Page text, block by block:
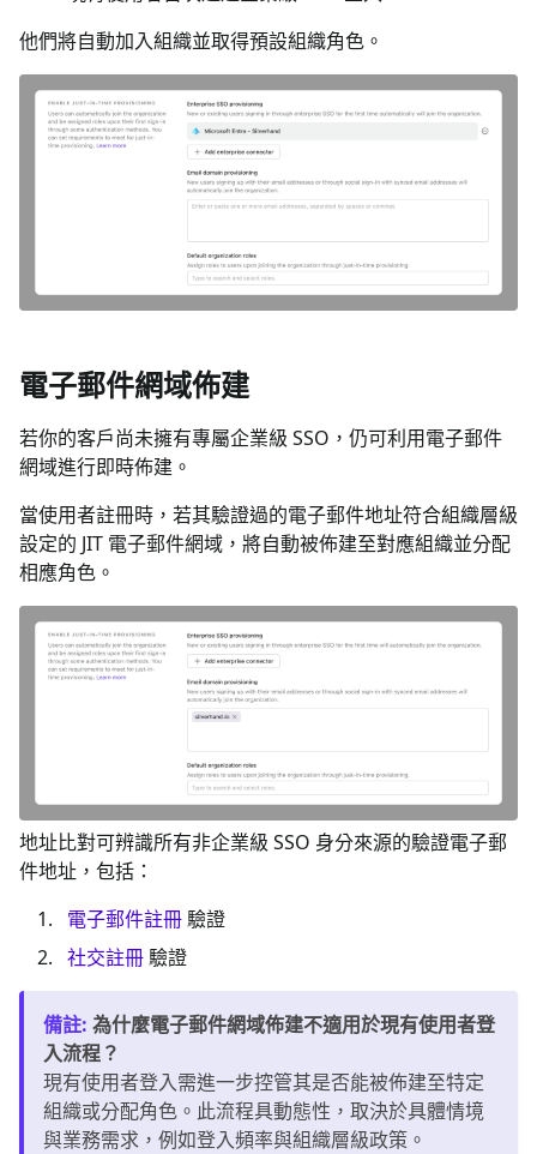
他們將自動加入組織並取得預設組織角色。
電子郵件網域佈建
若你的客戶尚未擁有專屬企業級 SSO，仍可利用電子郵件
網域進行即時佈建。
當使用者註冊時，若其驗證過的電子郵件地址符合組織層級
設定的 JIT 電子郵件網域，將自動被佈建至對應組織並分配
相應角色。
地址比對可辨識所有非企業級 SSO 身分來源的驗證電子郵
件地址，包括：
電子郵件註冊驗證
社交註冊驗證
備註: 為什麼電子郵件網域佈建不適用於現有使用者登
入流程？
現有使用者登入需進一步控管其是否能被佈建至特定
組織或分配角色。此流程具動態性，取決於具體情境
與業務需求，例如登入頻率與組織層級政策。